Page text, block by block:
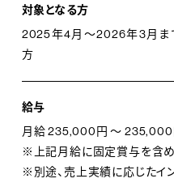
対象となる方
2025年4月～2026年3月ま
方
給与
月給 235,000円 ～ 235,000
※上記月給に固定賞与を含
※別途、売上実績に応じたイ